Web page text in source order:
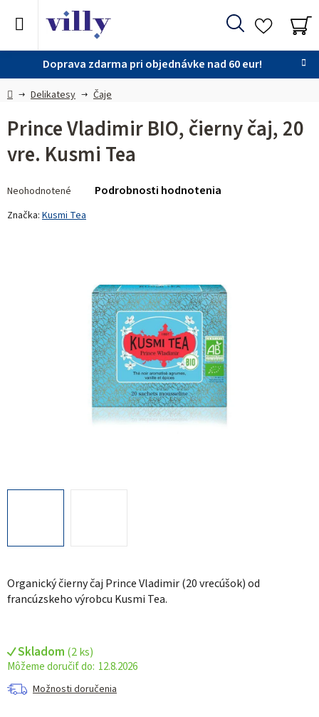
Doprava zdarma pri objednávke nad 60 eur!
Hľadať
DomovDelikatesy Čaje
Organický čierny čaj Prince Vladimir (20 vrecúšok) od
francúzskeho výrobcu Kusmi Tea.
Skladom (2 ks)
12.8.2026
Možnosti doručenia
Prince Vladimir BIO, čierny čaj, 20
vre. Kusmi Tea
hodnotenie
produktu
Neohodnotené Podrobnosti hodnotenia
Značka: Kusmi Tea